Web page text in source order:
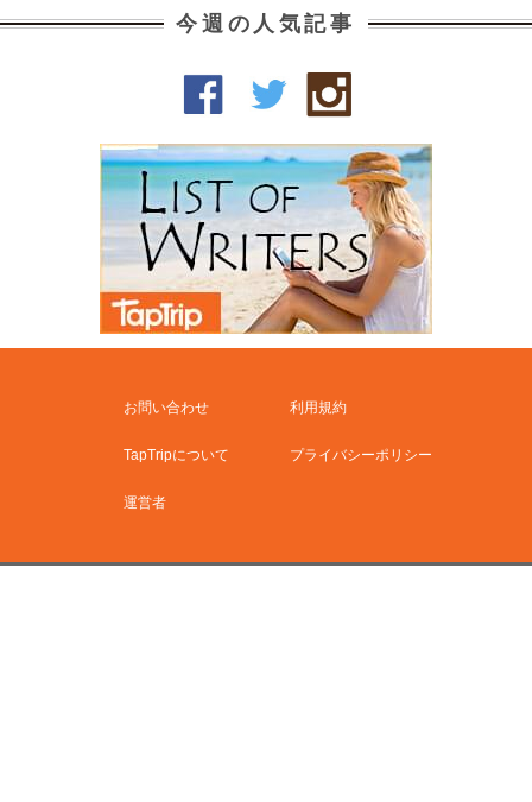
今週の人気記事
お問い合わせ 利用規約
TapTripについて プライバシーポリシー
運営者